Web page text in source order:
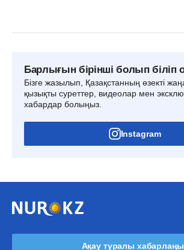
Барлығын бірінші болып
Бізге жазылып, Қазақстанның өзекті
қызықты суреттер, видеолар мен
хабардар болыңыз.
Instagram
Ақау туралы